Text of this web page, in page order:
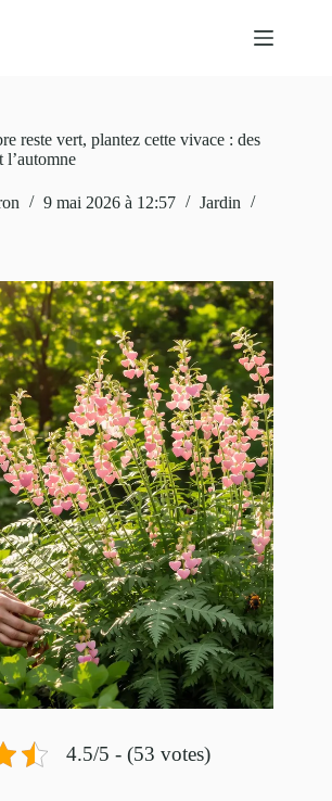
reste vert, plantez cette vivace : des
l’automne
9 mai 2026 à 12:57
Jardin
4.5/5 - (53 votes)